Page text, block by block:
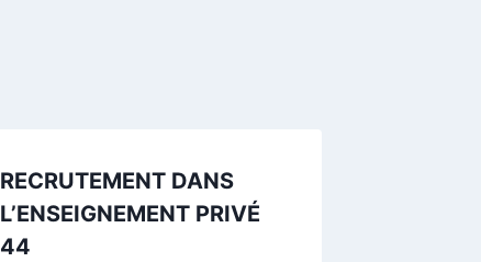
RECRUTEMENT DANS
L’ENSEIGNEMENT PRIVÉ
44